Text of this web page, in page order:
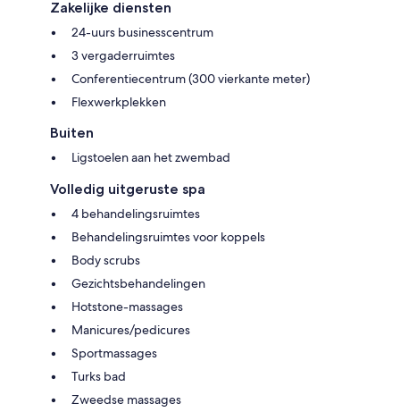
Zakelijke diensten
24-uurs businesscentrum
3 vergaderruimtes
Conferentiecentrum (300 vierkante meter)
Flexwerkplekken
Buiten
Ligstoelen aan het zwembad
Volledig uitgeruste spa
4 behandelingsruimtes
Behandelingsruimtes voor koppels
Body scrubs
Gezichtsbehandelingen
Hotstone-massages
Manicures/pedicures
Sportmassages
Turks bad
Zweedse massages